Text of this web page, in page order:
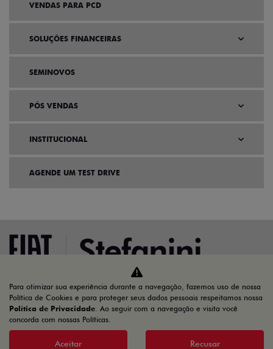
VENDAS PARA PCD
SOLUÇÕES FINANCEIRAS
SEMINOVOS
PÓS VENDAS
INSTITUCIONAL
AGENDE UM TEST DRIVE
Home Ofertas
Desacelere. Seu bem maior é a vida.
Para otimizar sua experiência durante a navegação, fazemos uso de nossa
Política de Cookies e para proteger seus dados pessoais respeitamos nossa
Política de Privacidade. Ao seguir com a navegação e visita você
concorda com nossas Políticas.
Aceitar Recusar